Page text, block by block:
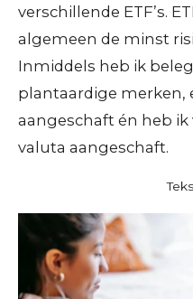
verschillende ETF’s.
algemeen de minst
Inmiddels heb ik
plantaardige merken,
aangeschaft én heb
valuta aangeschaft.